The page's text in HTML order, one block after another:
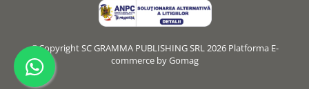
©Copyright SC GRAMMA PUBLISHING SRL 2026 Platforma E-
commerce by Gomag